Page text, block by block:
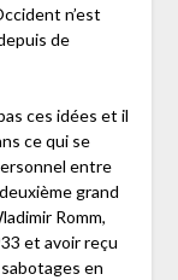
n’est
de
ces idées et il
ce qui se
entre
grand
Romm,
et avoir reçu
en